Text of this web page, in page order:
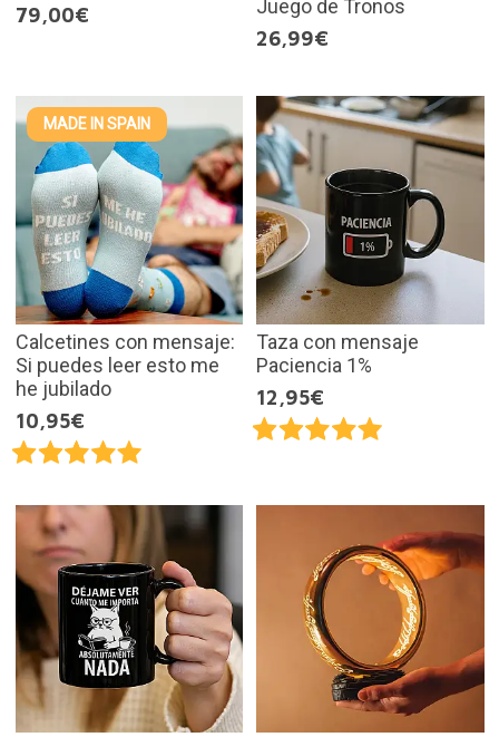
79,00€
Juego de Tronos
26,99€
MADE IN SPAIN
Calcetines con mensaje:
Si puedes leer esto me
he jubilado
10,95€
Taza con mensaje
Paciencia 1%
12,95€